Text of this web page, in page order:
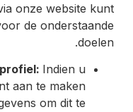
onze website kunt
de onderstaande
doelen.
Indien u
aan te maken
om dit te